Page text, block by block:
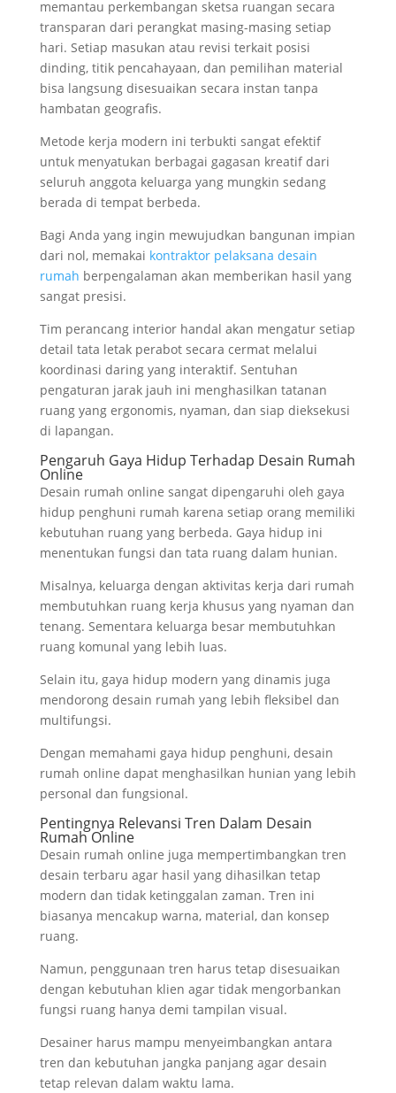
memantau perkembangan sketsa ruangan secara
transparan dari perangkat masing-masing setiap
hari. Setiap masukan atau revisi terkait posisi
dinding, titik pencahayaan, dan pemilihan material
bisa langsung disesuaikan secara instan tanpa
hambatan geografis.
Metode kerja modern ini terbukti sangat efektif
untuk menyatukan berbagai gagasan kreatif dari
seluruh anggota keluarga yang mungkin sedang
berada di tempat berbeda.
Bagi Anda yang ingin mewujudkan bangunan impian
dari nol, memakai kontraktor pelaksana desain
rumah berpengalaman akan memberikan hasil yang
sangat presisi.
Tim perancang interior handal akan mengatur setiap
detail tata letak perabot secara cermat melalui
koordinasi daring yang interaktif. Sentuhan
pengaturan jarak jauh ini menghasilkan tatanan
ruang yang ergonomis, nyaman, dan siap dieksekusi
di lapangan.
Pengaruh Gaya Hidup Terhadap Desain Rumah
Online
Desain rumah online sangat dipengaruhi oleh gaya
hidup penghuni rumah karena setiap orang memiliki
kebutuhan ruang yang berbeda. Gaya hidup ini
menentukan fungsi dan tata ruang dalam hunian.
Misalnya, keluarga dengan aktivitas kerja dari rumah
membutuhkan ruang kerja khusus yang nyaman dan
tenang. Sementara keluarga besar membutuhkan
ruang komunal yang lebih luas.
Selain itu, gaya hidup modern yang dinamis juga
mendorong desain rumah yang lebih fleksibel dan
multifungsi.
Dengan memahami gaya hidup penghuni, desain
rumah online dapat menghasilkan hunian yang lebih
personal dan fungsional.
Pentingnya Relevansi Tren Dalam Desain
Rumah Online
Desain rumah online juga mempertimbangkan tren
desain terbaru agar hasil yang dihasilkan tetap
modern dan tidak ketinggalan zaman. Tren ini
biasanya mencakup warna, material, dan konsep
ruang.
Namun, penggunaan tren harus tetap disesuaikan
dengan kebutuhan klien agar tidak mengorbankan
fungsi ruang hanya demi tampilan visual.
Desainer harus mampu menyeimbangkan antara
tren dan kebutuhan jangka panjang agar desain
tetap relevan dalam waktu lama.